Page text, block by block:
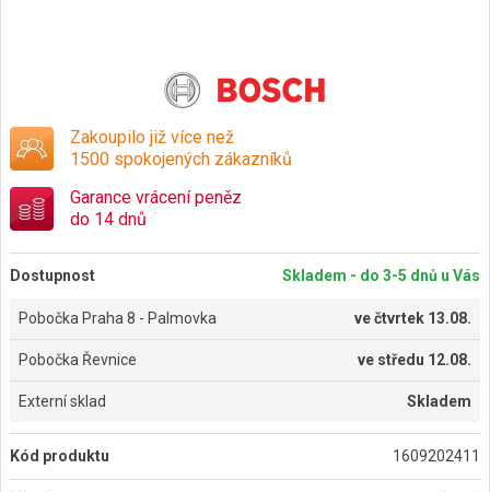
Zakoupilo již více než
1500 spokojených zákazníků
Garance vrácení peněz
do 14 dnů
Dostupnost Skladem - do 3-5 dnů u Vás
Pobočka Praha 8 - Palmovka večtvrtek 13.08.
Pobočka Řevnice ve středu 12.08.
Externí sklad Skladem
Kód produktu 1609202411